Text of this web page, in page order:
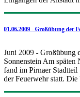
01.06.2009 - Großübung der
Juni 2009 - Großübung
Sonnenstein Am späten
fand im Pirnaer
der Feuerwehr statt.